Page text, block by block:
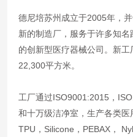
德尼培苏州成立于2005年，
新的制造厂，服务于许多知
的创新型医疗器械公司。新
22,300平方米。
工厂通过ISO9001:2015，
和十万级洁净室，生产各类
TPU，Silicone，PEBAX，